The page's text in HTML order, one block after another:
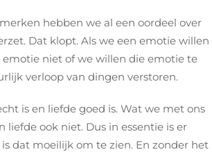
hebben we al een oordeel over
Dat klopt. Als we een emotie willen
niet of we willen die emotie te
verloop van dingen verstoren.
is en liefde goed is. Wat we met ons
ook niet. Dus in essentie is er
dat moeilijk om te zien. En zonder het